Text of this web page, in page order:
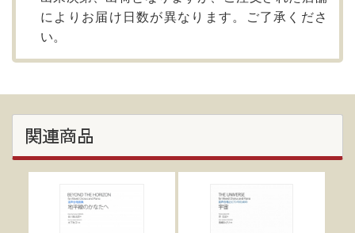
によりお届け日数が異なります。ご了承くださ
い。
関連商品